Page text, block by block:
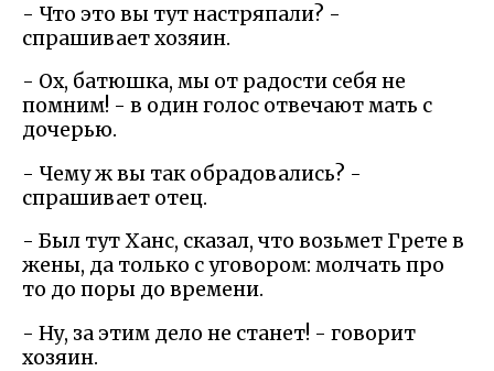
- Что это вы тут настряпали? -
спрашивает хозяин.
- Ох, батюшка, мы от радости себя не
помним! - в один голос отвечают мать с
дочерью.
- Чему ж вы так обрадовались? -
спрашивает отец.
- Был тут Ханс, сказал, что возьмет Грете в
жены, да только с уговором: молчать про
то до поры до времени.
- Ну, за этим дело не станет! - говорит
хозяин.